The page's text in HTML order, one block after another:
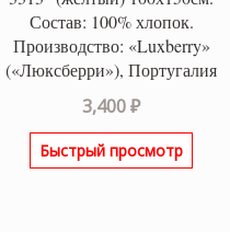
Состав: 100% хлопок.
Производство: «Luxberry»
(«Люксберри»), Португалия
3,400₽
Быстрый просмотр